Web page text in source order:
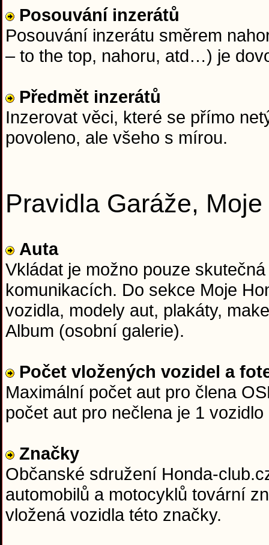
Posouvání inzerátů
Posouvání inzerátu směrem
– to the top, nahoru, atd…) je
Předmět inzerátů
Inzerovat věci, které se přímo
povoleno, ale všeho s mírou.
Pravidla Garáže,
Auta
Vkládat je možno pouze
komunikacích. Do sekce Moje
vozidla, modely aut, plakáty,
Album (osobní galerie).
Počet vložených vozidel a
Maximální počet aut pro člena
počet aut pro nečlena je 1 vozidlo
Značky
Občanské sdružení Honda-
automobilů a motocyklů tovární
vložená vozidla této značky.